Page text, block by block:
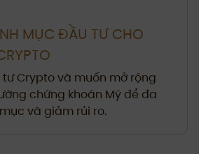
MỤC ĐẦU TƯ CHO
Crypto và muốn mở rộng
chứng khoán Mỹ để đa
và giảm rủi ro.